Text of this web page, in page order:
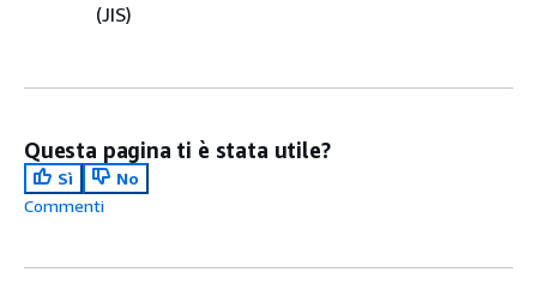
(JIS)
Questa pagina ti è stata utile?
Sì
No
Commenti